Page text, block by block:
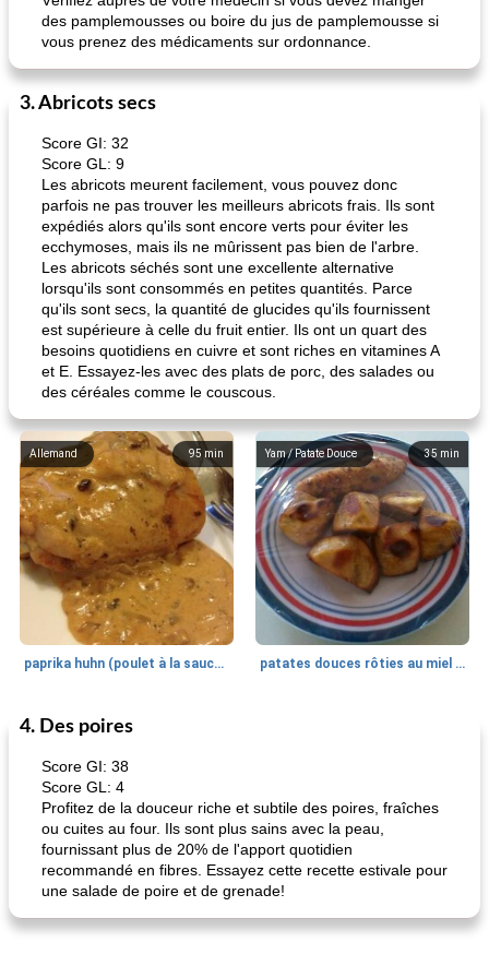
des pamplemousses ou boire du jus de pamplemousse si
vous prenez des médicaments sur ordonnance.
3. Abricots secs
Score GI: 32
Score GL: 9
Les abricots meurent facilement, vous pouvez donc
parfois ne pas trouver les meilleurs abricots frais. Ils sont
expédiés alors qu'ils sont encore verts pour éviter les
ecchymoses, mais ils ne mûrissent pas bien de l'arbre.
Les abricots séchés sont une excellente alternative
lorsqu'ils sont consommés en petites quantités. Parce
qu'ils sont secs, la quantité de glucides qu'ils fournissent
est supérieure à celle du fruit entier. Ils ont un quart des
besoins quotidiens en cuivre et sont riches en vitamines A
et E. Essayez-les avec des plats de porc, des salades ou
des céréales comme le couscous.
95 min
Allemand
paprika huhn (poulet à la sauce paprika).
35 min
Yam / Patate Douce
patates douces rôties au miel / kumara
Petit déjeuner et brunch
quinoa petit déjeuner méditerranéen poitrines de poulet grillées de jenny
4. Des poires
Score GI: 38
Score GL: 4
Profitez de la douceur riche et subtile des poires, fraîches
ou cuites au four. Ils sont plus sains avec la peau,
fournissant plus de 20% de l'apport quotidien
recommandé en fibres. Essayez cette recette estivale pour
une salade de poire et de grenade!